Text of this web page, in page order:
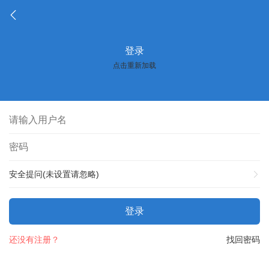
登录
点击重新加载
安全提问(未设置请忽略)
登录
找回密码
还没有注册？